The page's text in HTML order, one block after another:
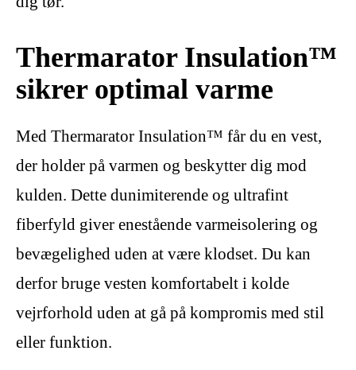
Thermarator Insulation™
sikrer optimal varme
Med Thermarator Insulation™ får du en vest,
der holder på varmen og beskytter dig mod
kulden. Dette dunimiterende og ultrafint
fiberfyld giver enestående varmeisolering og
bevægelighed uden at være klodset. Du kan
derfor bruge vesten komfortabelt i kolde
vejrforhold uden at gå på kompromis med stil
eller funktion.